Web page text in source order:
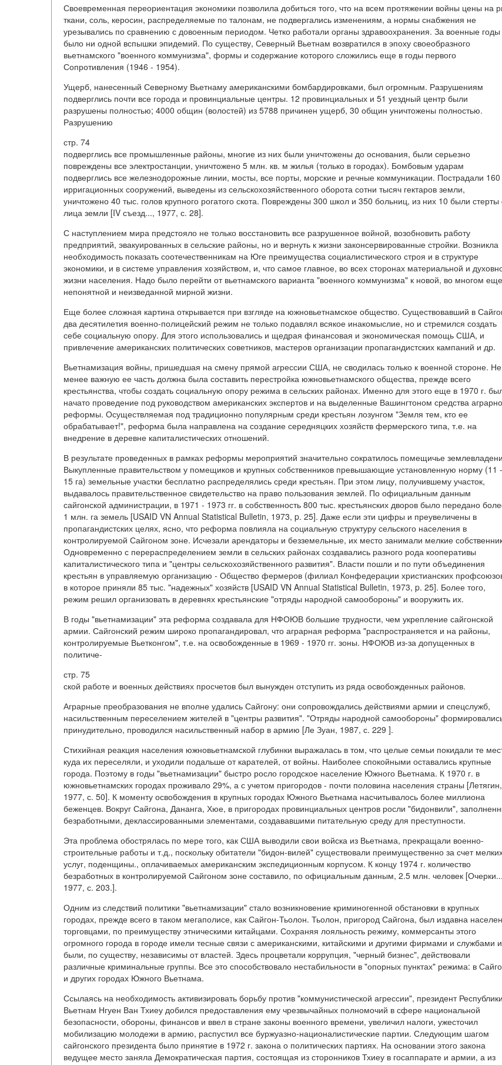
Своевременная переориентация экономики позволила добиться того, что на всем протяжении войны цены на
ткани, соль, керосин, распределяемые по талонам, не подвергались изменениям, а нормы снабжения не
урезывались по сравнению с довоенным периодом. Четко работали органы здравоохранения. За военные
было ни одной вспышки эпидемий. По существу, Северный Вьетнам возвратился в эпоху своеобразного
вьетнамского "военного коммунизма", формы и содержание которого сложились еще в годы первого
Сопротивления (1946 - 1954).
Ущерб, нанесенный Северному Вьетнаму американскими бомбардировками, был огромным. Разрушениям
подверглись почти все города и провинциальные центры. 12 провинциальных и 51 уездный центр были
разрушены полностью; 4000 общин (волостей) из 5788 причинен ущерб, 30 общин уничтожены полностью.
Разрушению
стр. 74
подверглись все промышленные районы, многие из них были уничтожены до основания, были серьезно
повреждены все электростанции, уничтожено 5 млн. кв. м жилья (только в городах). Бомбовым ударам
подверглись все железнодорожные линии, мосты, все порты, морские и речные коммуникации. Пострадали 160
ирригационных сооружений, выведены из сельскохозяйственного оборота сотни тысяч гектаров земли,
уничтожено 40 тыс. голов крупного рогатого скота. Повреждены 300 школ и 350 больниц, из них 10 были стерты
лица земли [IV съезд..., 1977, с. 28].
С наступлением мира предстояло не только восстановить все разрушенное войной, возобновить работу
предприятий, эвакуированных в сельские районы, но и вернуть к жизни законсервированные стройки. Возникла
необходимость показать соотечественникам на Юге преимущества социалистического строя и в структуре
экономики, и в системе управления хозяйством, и, что самое главное, во всех сторонах материальной и
жизни населения. Надо было перейти от вьетнамского варианта "военного коммунизма" к новой, во многом еще
непонятной и неизведанной мирной жизни.
Еще более сложная картина открывается при взгляде на южновьетнамское общество. Существовавший в
два десятилетия военно-полицейский режим не только подавлял всякое инакомыслие, но и стремился создать
себе социальную опору. Для этого использовались и щедрая финансовая и экономическая помощь США, и
привлечение американских политических советников, мастеров организации пропагандистских кампаний и др.
Вьетнамизация войны, пришедшая на смену прямой агрессии США, не сводилась только к военной стороне. Не
менее важную ее часть должна была составить перестройка южновьетнамского общества, прежде всего
крестьянства, чтобы создать социальную опору режима в сельских районах. Именно для этого еще в 1970 г.
начато проведение под руководством американских экспертов и на выделенные Вашингтоном средства
реформы. Осуществляемая под традиционно популярным среди крестьян лозунгом "Земля тем, кто ее
обрабатывает!", реформа была направлена на создание середняцких хозяйств фермерского типа, т.е. на
внедрение в деревне капиталистических отношений.
В результате проведенных в рамках реформы мероприятий значительно сократилось помещичье
Выкупленные правительством у помещиков и крупных собственников превышающие установленную норму (11 -
15 га) земельные участки бесплатно распределялись среди крестьян. При этом лицу, получившему участок,
выдавалось правительственное свидетельство на право пользования землей. По официальным данным
сайгонской администрации, в 1971 - 1973 гг. в собственность 800 тыс. крестьянских дворов было передано
1 млн. га земель [USAID VN Annual Statistical Bulletin, 1973, p. 25]. Даже если эти цифры и преувеличены в
пропагандистских целях, ясно, что реформа повлияла на социальную структуру сельского населения в
контролируемой Сайгоном зоне. Исчезали арендаторы и безземельные, их место занимали мелкие
Одновременно с перераспределением земли в сельских районах создавались разного рода кооперативы
капиталистического типа и "центры сельскохозяйственного развития". Власти пошли и по пути объединения
крестьян в управляемую организацию - Общество фермеров (филиал Конфедерации христианских
в которое приняли 85 тыс. "надежных" хозяйств [USAID VN Annual Statistical Bulletin, 1973, p. 25]. Более того,
режим решил организовать в деревнях крестьянские "отряды народной самообороны" и вооружить их.
В годы "вьетнамизации" эта реформа создавала для НФОЮВ большие трудности, чем укрепление сайгонской
армии. Сайгонский режим широко пропагандировал, что аграрная реформа "распространяется и на районы,
контролируемые Вьетконгом", т.е. на освобожденные в 1969 - 1970 гг. зоны. НФОЮВ из-за допущенных в
политиче-
стр. 75
ской работе и военных действиях просчетов был вынужден отступить из ряда освобожденных районов.
Аграрные преобразования не вполне удались Сайгону: они сопровождались действиями армии и спецслужб,
насильственным переселением жителей в "центры развития". "Отряды народной самообороны"
принудительно, проводился насильственный набор в армию [Ле Зуан, 1987, с. 229 ].
Стихийная реакция населения южновьетнамской глубинки выражалась в том, что целые семьи покидали те
куда их переселяли, и уходили подальше от карателей, от войны. Наиболее спокойными оставались крупные
города. Поэтому в годы "вьетнамизации" быстро росло городское население Южного Вьетнама. К 1970 г. в
южновьетнамских городах проживало 29%, а с учетом пригородов - почти половина населения страны [Летягин,
1977, с. 50]. К моменту освобождения в крупных городах Южного Вьетнама насчитывалось более миллиона
беженцев. Вокруг Сайгона, Дананга, Хюе, в пригородах провинциальных центров росли "бидонвили",
безработными, деклассированными элементами, создававшими питательную среду для преступности.
Эта проблема обострялась по мере того, как США выводили свои войска из Вьетнама, прекращали военно-
строительные работы и т.д., поскольку обитатели "бидон-вилей" существовали преимущественно за счет
услуг, поденщины., оплачиваемых американским экспедиционным корпусом. К концу 1974 г. количество
безработных в контролируемой Сайгоном зоне составило, по официальным данным, 2.5 млн. человек [Очерки...
1977, с. 203.].
Одним из следствий политики "вьетнамизации" стало возникновение криминогенной обстановки в крупных
городах, прежде всего в таком мегаполисе, как Сайгон-Тьолон. Тьолон, пригород Сайгона, был издавна населен
торговцами, по преимуществу этническими китайцами. Сохраняя лояльность режиму, коммерсанты этого
огромного города в городе имели тесные связи с американскими, китайскими и другими фирмами и службами и
были, по существу, независимы от властей. Здесь процветали коррупция, "черный бизнес", действовали
различные криминальные группы. Все это способствовало нестабильности в "опорных пунктах" режима: в
и других городах Южного Вьетнама.
Ссылаясь на необходимость активизировать борьбу против "коммунистической агрессии", президент Республики
Вьетнам Нгуен Ван Тхиеу добился предоставления ему чрезвычайных полномочий в сфере национальной
безопасности, обороны, финансов и ввел в стране законы военного времени, увеличил налоги, ужесточил
мобилизацию молодежи в армию, распустил все буржуазно-националистические партии. Следующим шагом
сайгонского президента было принятие в 1972 г. закона о политических партиях. На основании этого закона
ведущее место заняла Демократическая партия, состоящая из сторонников Тхиеу в госаппарате и армии, а из